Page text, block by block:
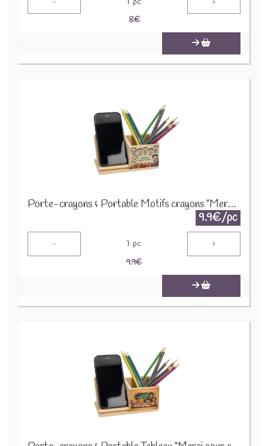
8€
Porte-crayons & Portable Motifs crayons "Merci pour cette année" 52599 31824
9.9€/pc
- 1 pc +
9.9€